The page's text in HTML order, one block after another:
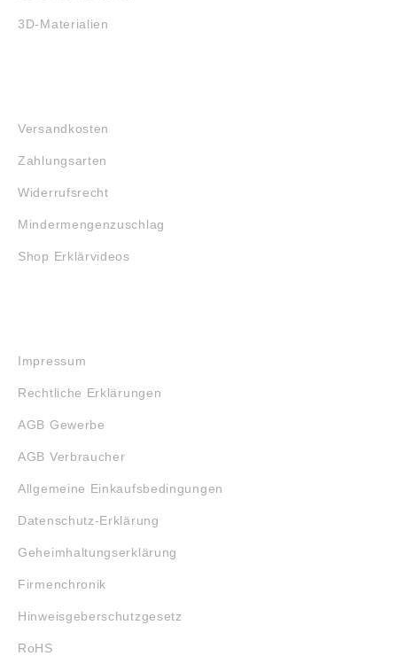
3D-Materialien
Versandkosten
Zahlungsarten
Widerrufsrecht
Mindermengenzuschlag
Shop Erklärvideos
Impressum
Rechtliche Erklärungen
AGB Gewerbe
AGB Verbraucher
Allgemeine Einkaufsbedingungen
Datenschutz-Erklärung
Geheimhaltungserklärung
Firmenchronik
Hinweisgeberschutzgesetz
RoHS